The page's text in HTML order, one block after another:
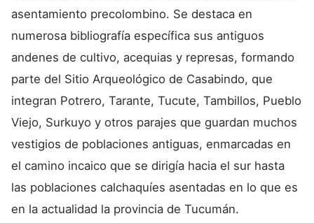
asentamiento precolombino. Se destaca en
numerosa bibliografía específica sus antiguos
andenes de cultivo, acequias y represas, formando
parte del Sitio Arqueológico de Casabindo, que
integran Potrero, Tarante, Tucute, Tambillos, Pueblo
Viejo, Surkuyo y otros parajes que guardan muchos
vestigios de poblaciones antiguas, enmarcadas en
el camino incaico que se dirigía hacia el sur hasta
las poblaciones calchaquíes asentadas en lo que es
en la actualidad la provincia de Tucumán.